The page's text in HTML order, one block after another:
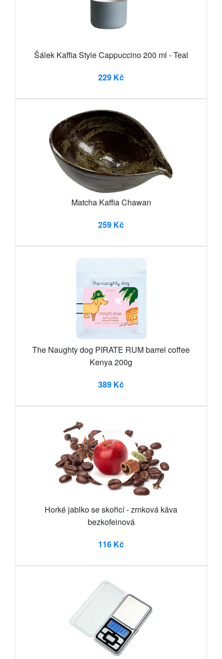
Šálek Kaffia Style Cappuccino 200 ml - Teal
229 Kč
Matcha Kaffia Chawan
259 Kč
The Naughty dog PIRATE RUM barrel coffee
Kenya 200g
389 Kč
Horké jablko se skořicí - zrnková káva
bezkofeinová
116 Kč